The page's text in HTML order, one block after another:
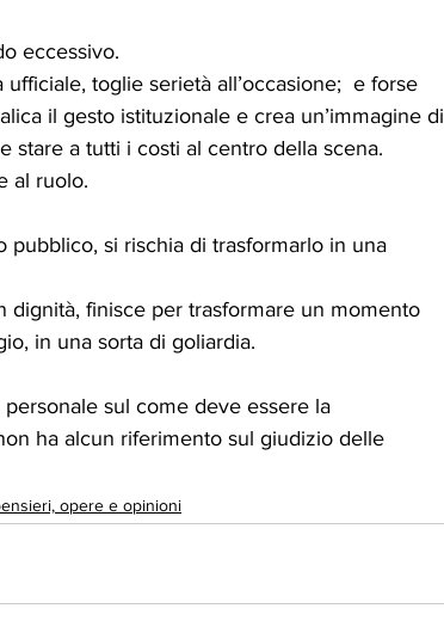
eccessivo.
toglie serietà all’occasione;  e forse
il gesto istituzionale e crea un’immagine di
stare a tutti i costi al centro della scena.
al ruolo.
si rischia di trasformarlo in una
dignità, finisce per trasformare un momento
in una sorta di goliardia.
sul come deve essere la
ha alcun riferimento sul giudizio delle
opere e opinioni